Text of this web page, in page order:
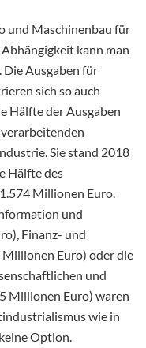
und Maschinenbau für
kann man
Ausgaben für
sich so auch
Hälfte der Ausgaben
Sie stand 2018
Hälfte des
Millionen Euro.
und
Finanz- und
Euro) oder die
und
Millionen Euro) waren
wie in
Option.